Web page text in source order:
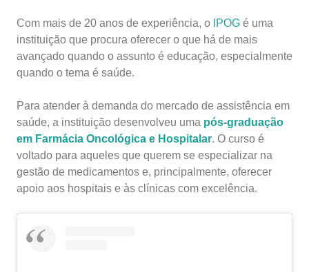
Com mais de 20 anos de experiência, o IPOG é uma
instituição que procura oferecer o que há de mais
avançado quando o assunto é educação, especialmente
quando o tema é saúde.
Para atender à demanda do mercado de assistência em
saúde, a instituição desenvolveu uma pós-graduação
em Farmácia Oncológica e Hospitalar. O curso é
voltado para aqueles que querem se especializar na
gestão de medicamentos e, principalmente, oferecer
apoio aos hospitais e às clínicas com excelência.